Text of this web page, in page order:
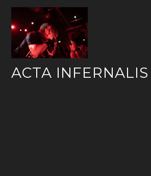
Skip
content
ACTA INFERNALIS